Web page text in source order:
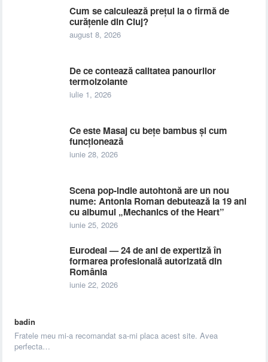
Cum se calculează prețul la o firmă de
curățenie din Cluj?
august 8, 2026
De ce contează calitatea panourilor
termoizolante
iulie 1, 2026
Ce este Masaj cu bețe bambus și cum
funcționează
iunie 28, 2026
Scena pop-indie autohtonă are un nou
nume: Antonia Roman debutează la 19 ani
cu albumul „Mechanics of the Heart”
iunie 25, 2026
Eurodeal — 24 de ani de expertiză în
formarea profesională autorizată din
România
iunie 22, 2026
badin
Fratele meu mi-a recomandat sa-mi placa acest site. Avea
perfecta…